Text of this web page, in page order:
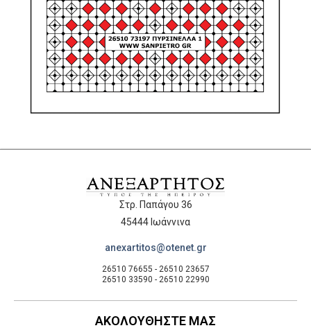
Στρ. Παπάγου 36
45444 Ιωάννινα
anexartitos@otenet.gr
26510 76655 - 26510 23657
26510 33590 - 26510 22990
ΑΚΟΛΟΥΘΗΣΤΕ ΜΑΣ